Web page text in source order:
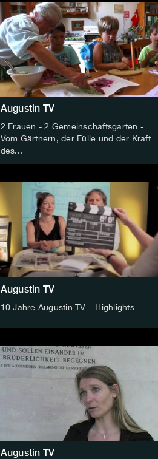
Augustin TV
2 Frauen - 2 Gemeinschaftsgärten -
Vom Gärtnern, der Fülle und der Kraft
des...
Augustin TV
10 Jahre Augustin TV – Highlights
Augustin TV